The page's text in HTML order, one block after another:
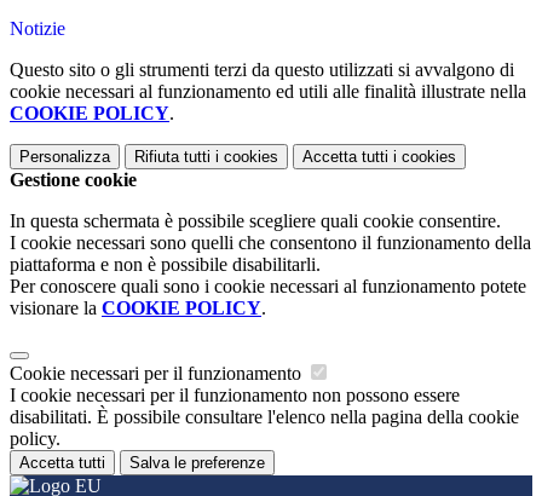
Notizie
Questo sito o gli strumenti terzi da questo utilizzati si avvalgono di
cookie necessari al funzionamento ed utili alle finalità illustrate nella
COOKIE POLICY.
Personalizza Rifiuta tutti i cookies Accetta tutti i cookies
Gestione cookie
In questa schermata è possibile scegliere quali cookie consentire.
I cookie necessari sono quelli che consentono il funzionamento della
piattaforma e non è possibile disabilitarli.
Per conoscere quali sono i cookie necessari al funzionamento potete
visionare la COOKIE POLICY.
Cookie necessari per il funzionamento
I cookie necessari per il funzionamento non possono essere
disabilitati. È possibile consultare l'elenco nella pagina della cookie
policy.
Accetta tutti Salva le preferenze